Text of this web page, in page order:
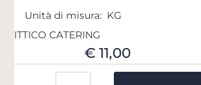
Unità di misura: KG
ITTICO CATERING
€ 11,00